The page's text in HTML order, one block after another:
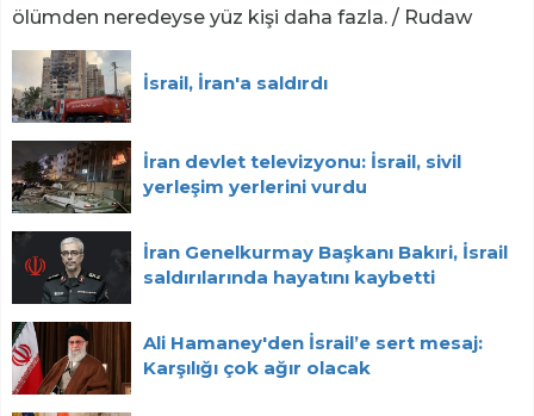
ölümden neredeyse yüz kişi daha fazla. / Rudaw
İsrail, İran'a saldırdı
İran devlet televizyonu: İsrail, sivil
yerleşim yerlerini vurdu
İran Genelkurmay Başkanı Bakıri, İsrail
saldırılarında hayatını kaybetti
Ali Hamaney'den İsrail’e sert mesaj:
Karşılığı çok ağır olacak